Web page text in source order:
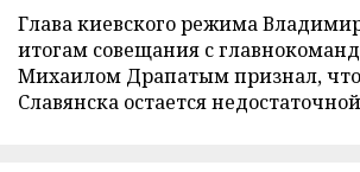
Глава киевского режима
итогам совещания с
Михаилом Драпатым признал,
Славянска остается